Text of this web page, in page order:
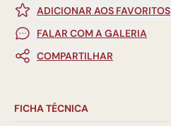
ADICIONAR AOS FAVORITOS
FALAR COM A GALERIA
COMPARTILHAR
FICHA TÉCNICA